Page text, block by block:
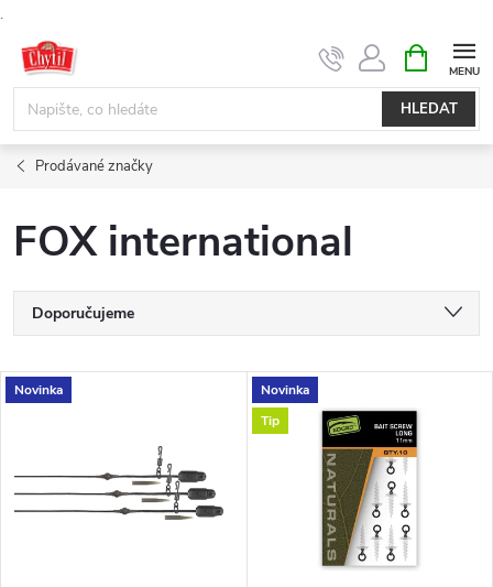
.
obsah
HLEDAT
NÁKUPNÍ
KOŠÍK
Prodávané značky
FOX international
Ř
a
e
Doporučujeme
Nejdražší
Abecedně
V
p
Novinka
Novinka
Tip